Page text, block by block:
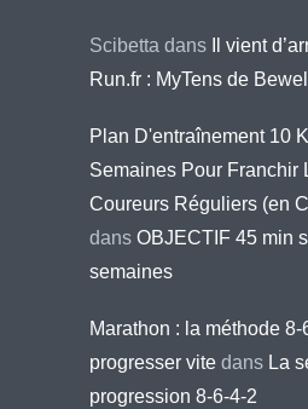
Scibetta dans
Il vient
Run.fr : MyTens de
Plan D'entraînement 10
Semaines Pour Franchir
Coureurs Réguliers (en
dans OBJECTIF 45 min
semaines
Marathon : la méthode
progresser vite dans La
progression 8-6-4-2